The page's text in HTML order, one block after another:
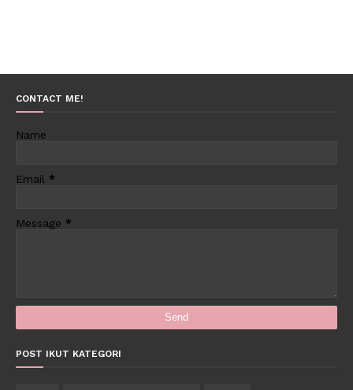
CONTACT ME!
Name
Email *
Message *
POST IKUT KATEGORI